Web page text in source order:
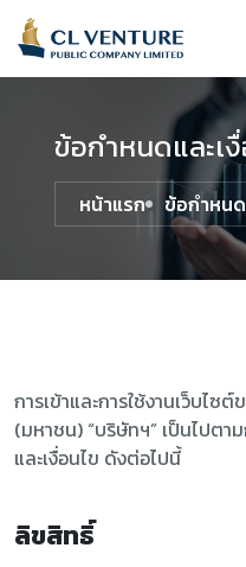
ข้อกำหนดและเ
หน้าแรก ข้อกำหนด
การเข้าและการใช้งานเว็บไซ
(มหาชน) “บริษัทฯ” เป็นไปตา
และเงื่อนไข ดังต่อไปนี้
ลิขสิทธิ์